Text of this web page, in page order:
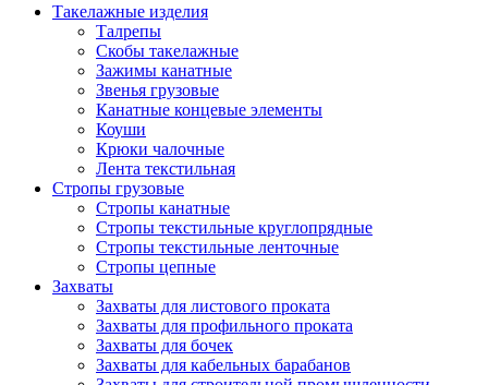
Такелажные изделия
Талрепы
Скобы такелажные
Зажимы канатные
Звенья грузовые
Канатные концевые элементы
Коуши
Крюки чалочные
Лента текстильная
Стропы грузовые
Стропы канатные
Стропы текстильные круглопрядные
Стропы текстильные ленточные
Стропы цепные
Захваты
Захваты для листового проката
Захваты для профильного проката
Захваты для бочек
Захваты для кабельных барабанов